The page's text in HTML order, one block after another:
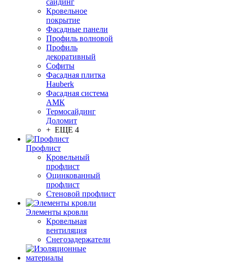
сайдинг
Кровельное
покрытие
Фасадные панели
Профиль волновой
Профиль
декоративный
Софиты
Фасадная плитка
Hauberk
Фасадная система
АМК
Термосайдинг
Доломит
+ ЕЩЕ 4
Профлист
Кровельный
профлист
Оцинкованный
профлист
Стеновой профлист
Элементы кровли
Кровельная
вентиляция
Снегозадержатели